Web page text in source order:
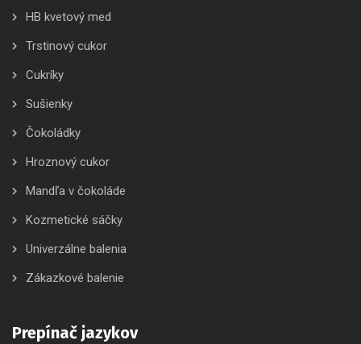
HB kvetový med
Trstinový cukor
Cukríky
Sušienky
Čokoládky
Hroznový cukor
Mandľa v čokoláde
Kozmetické sáčky
Univerzálne balenia
Zákazkové balenie
Prepínač jazykov